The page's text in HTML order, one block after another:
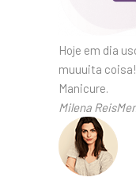
Hoje em dia
muuuita
Manicure.
Milena